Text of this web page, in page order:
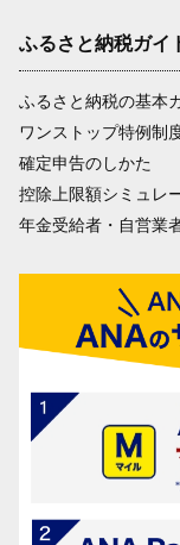
ふるさと納税ガイ
ふるさと納税の基本
ワンストップ特例制
確定申告のしかた
控除上限額シミュレ
年金受給者・自営業